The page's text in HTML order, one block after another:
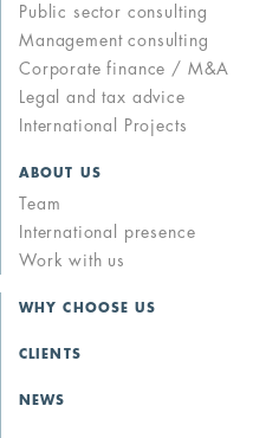
Public sector consulting
Management consulting
Corporate finance / M&A
Legal and tax advice
International Projects
ABOUT US
Team
International presence
Work with us
WHY CHOOSE US
CLIENTS
NEWS